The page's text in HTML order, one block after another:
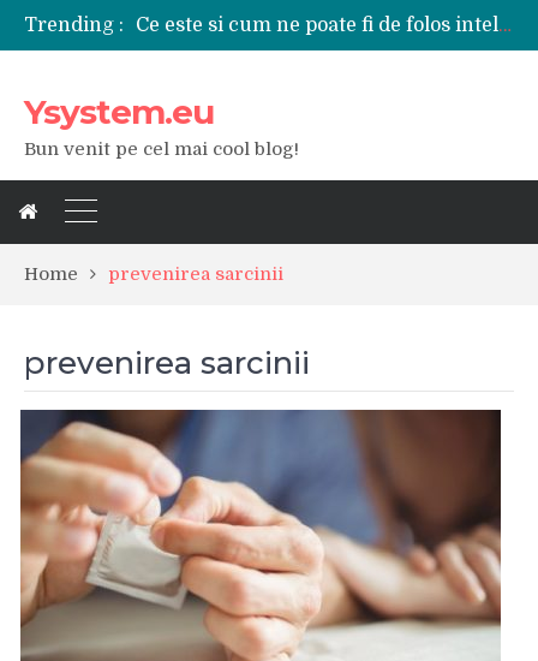
Trending :
Cele mai bune smartphone-uri lansate in anul 2024
Ysystem.eu
Bun venit pe cel mai cool blog!
Home prevenirea sarcinii
prevenirea sarcinii